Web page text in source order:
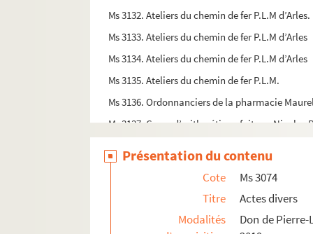
Ms 3132. Ateliers du chemin de fer P.L.M
Ms 3133. Ateliers du chemin de fer P.L.M d’Arles
Ms 3134. Ateliers du chemin de fer P.L.M d’Arles
Ms 3135. Ateliers du chemin de fer P.L.M.
Ms 3136. Ordonnanciers de la pharmacie
Ms 3137. Cours d’arithmétique fait par Nicolas
Ms 3139. Textes de Jean-Marie Magnan
Présentation du contenu
Cote
Ms 3074
Titre
Actes divers
Modalités
Don de